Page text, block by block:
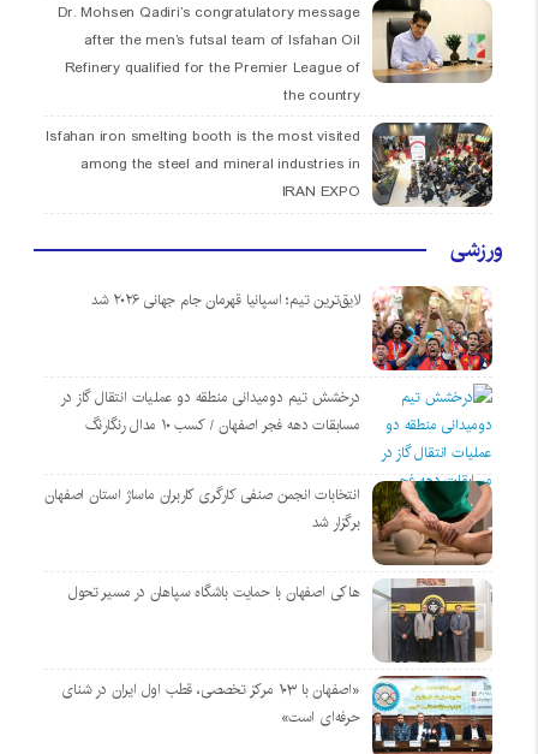
Dr. Mohsen Qadiri’s congratulatory message
after the men’s futsal team of Isfahan Oil
Refinery qualified for the Premier League of
the country
Isfahan iron smelting booth is the most visited
among the steel and mineral industries in
IRAN EXPO
ورزشی
لایق‌ترین تیم؛ اسپانیا قهرمان جام جهانی ۲۰۲۶ شد
درخشش تیم دومیدانی منطقه دو عملیات انتقال گاز در
مسابقات دهه فجر اصفهان / کسب ۱۰ مدال رنگارنگ
انتخابات انجمن صنفی کارگری کاربران ماساژ استان اصفهان
برگزار شد
هاکی اصفهان با حمایت باشگاه سپاهان در مسیر تحول
«اصفهان با ۱۰۳ مرکز تخصصی، قطب اول ایران در شنای
حرفه‌ای است»